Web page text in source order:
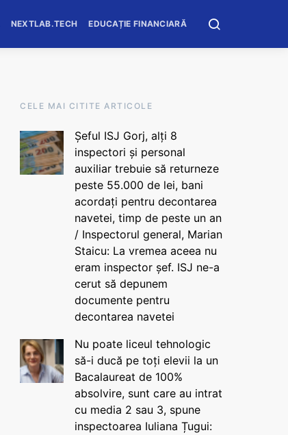
NEXTLAB.TECH EDUCAȚIE FINANCIARĂ
CELE MAI CITITE ARTICOLE
Șeful ISJ Gorj, alți 8
inspectori și personal
auxiliar trebuie să returneze
peste 55.000 de lei, bani
acordați pentru decontarea
navetei, timp de peste un an
/ Inspectorul general, Marian
Staicu: La vremea aceea nu
eram inspector șef. ISJ ne-a
cerut să depunem
documente pentru
decontarea navetei
Nu poate liceul tehnologic
să-i ducă pe toți elevii la un
Bacalaureat de 100%
absolvire, sunt care au intrat
cu media 2 sau 3, spune
inspectoarea Iuliana Țugui: